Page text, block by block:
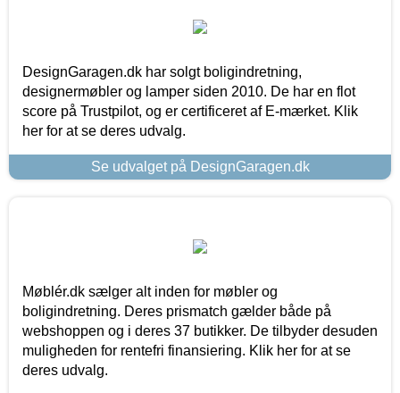
DesignGaragen.dk har solgt boligindretning,
designermøbler og lamper siden 2010. De har en flot
score på Trustpilot, og er certificeret af E-mærket. Klik
her for at se deres udvalg.
Se udvalget på DesignGaragen.dk
Møblér.dk sælger alt inden for møbler og
boligindretning. Deres prismatch gælder både på
webshoppen og i deres 37 butikker. De tilbyder desuden
muligheden for rentefri finansiering. Klik her for at se
deres udvalg.